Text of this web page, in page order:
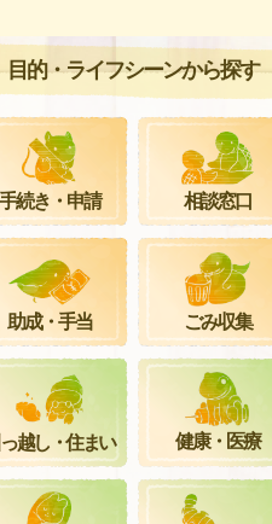
目的・ライフシーンから探す
手続き・申請 相談窓口
助成・手当 ごみ収集
越し・住まい 健康・医療